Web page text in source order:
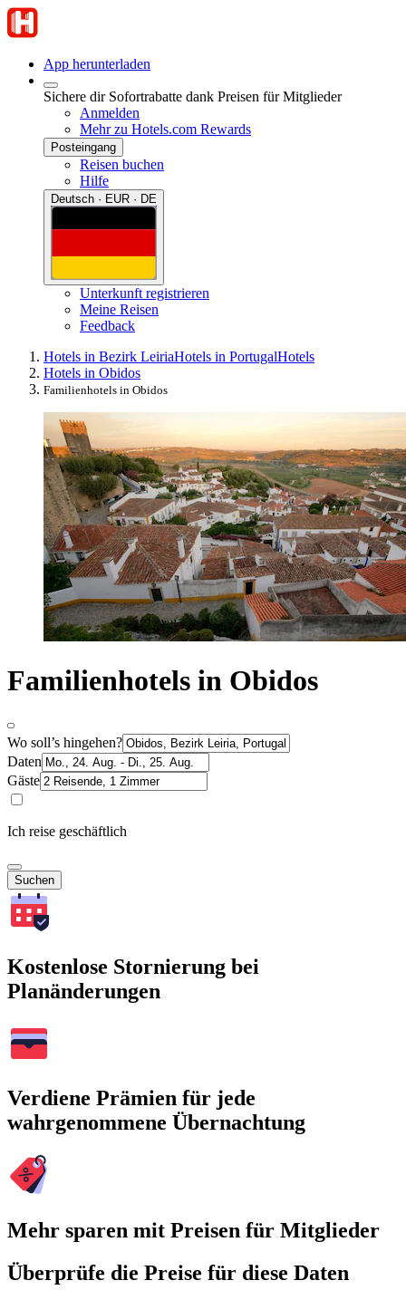
App herunterladen
Sichere dir Sofortrabatte dank Preisen für Mitglieder
Anmelden
Mehr zu Hotels.com Rewards
Posteingang
Reisen buchen
Hilfe
Deutsch · EUR · DE
Unterkunft registrieren
Meine Reisen
Feedback
Hotels in Bezirk LeiriaHotels in PortugalHotels
Hotels in Obidos
Familienhotels in Obidos
Familienhotels in Obidos
Wo soll’s hingehen?
Daten
Gäste
Ich reise geschäftlich
Suchen
Kostenlose Stornierung bei
Planänderungen
Verdiene Prämien für jede
wahrgenommene Übernachtung
Mehr sparen mit Preisen für Mitglieder
Überprüfe die Preise für diese Daten